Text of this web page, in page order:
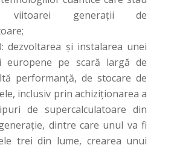
generații de
dezvoltarea și instalarea unei
europene pe scară largă de
performanță, de stocare de
inclusiv prin achiziționarea a
de supercalculatoare din
dintre care unul va fi
trei din lume, crearea unui